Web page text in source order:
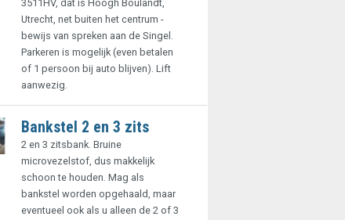
3511HV, dat is Hoogh Boulandt,
Utrecht, net buiten het centrum -
bewijs van spreken aan de Singel.
Parkeren is mogelijk (even betalen
of 1 persoon bij auto blijven). Lift
aanwezig.
Bankstel 2 en 3 zits
2 en 3 zitsbank. Bruine
microvezelstof, dus makkelijk
schoon te houden. Mag als
bankstel worden opgehaald, maar
eventueel ook als u alleen de 2 of 3